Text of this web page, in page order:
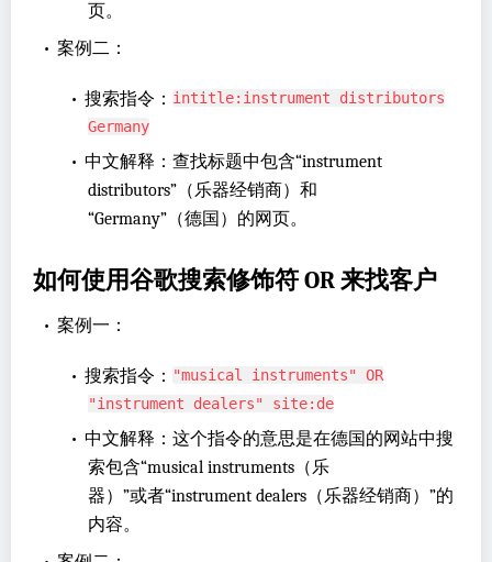
页。
• 案例二：
• 搜索指令： intitle:instrument distributors
Germany
• 中文解释：查找标题中包含“instrument
distributors”（乐器经销商）和
“Germany”（德国）的网页。
如何使用谷歌搜索修饰符 OR 来找客户
• 案例一：
• 搜索指令： "musical instruments" OR
"instrument dealers" site:de
• 中文解释：这个指令的意思是在德国的网站中搜
索包含“musical instruments（乐
器）”或者“instrument dealers（乐器经销商）”的
内容。